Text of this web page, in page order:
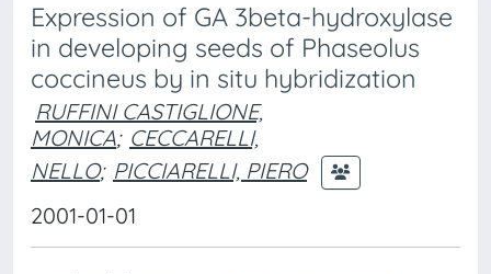
Expression of GA 3beta-hydroxylase
in developing seeds of Phaseolus
coccineus by in situ hybridization
RUFFINI CASTIGLIONE,
MONICA; CECCARELLI,
NELLO; PICCIARELLI, PIERO
2001-01-01